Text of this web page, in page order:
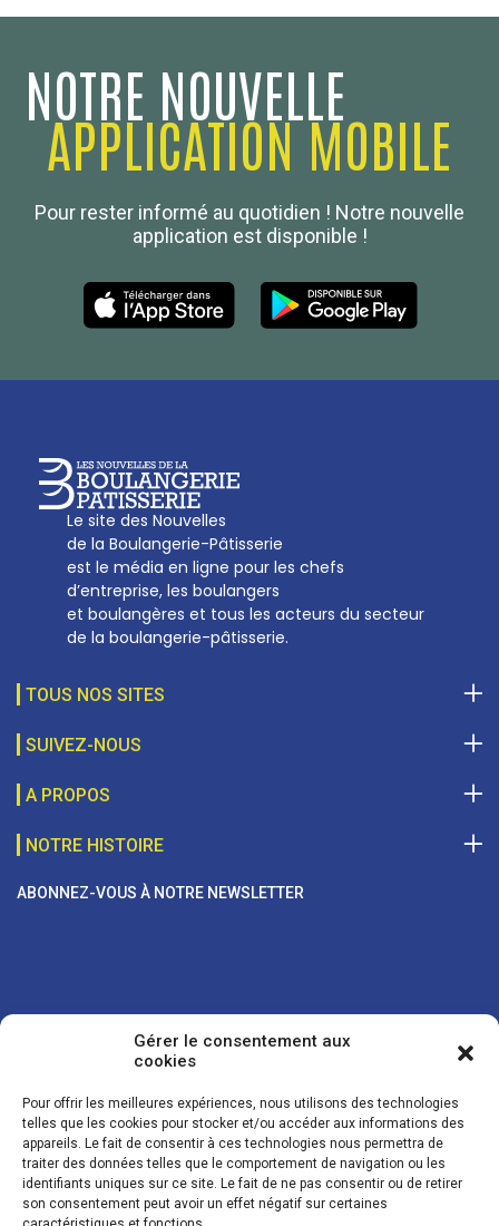
Gérer le consentement aux
cookies
Pour offrir les meilleures expériences, nous utilisons des technologies
telles que les cookies pour stocker et/ou accéder aux informations des
appareils. Le fait de consentir à ces technologies nous permettra de
traiter des données telles que le comportement de navigation ou les
identifiants uniques sur ce site. Le fait de ne pas consentir ou de retirer
son consentement peut avoir un effet négatif sur certaines
NOTRE NOUVELLE
APPLICATION MOBILE
Pour rester informé au quotidien ! Notre nouvelle
application est disponible !
Le site des Nouvelles
de la Boulangerie-Pâtisserie
est le média en ligne pour les chefs
d’entreprise, les boulangers
et boulangères et tous les acteurs du secteur
de la boulangerie-pâtisserie.
TOUS NOS SITES
Boulanger de France
SUIVEZ-NOUS
A PROPOS
Les Nouvelles de la Boulangerie-Pâtisserie Française
27, av d’Eylau - 75782 Paris Cédex 16
01 53 70 16 25
NOTRE HISTOIRE
ABONNEZ-VOUS À NOTRE NEWSLETTER
Vos coordonnées sont uniquement utilisées pour vous envoyer des
lettres d'information sur nos activités. Vous pouvez à tout moment
utiliser le lien de désinscription figurant dans la lettre d'information.